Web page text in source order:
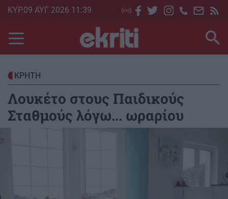
Skip
main
content
ΚΥΡ.09 ΑΥΓ 2026 11:39
ΚΡΗΤΗ
Λουκέτο στους Παιδικούς
Σταθμούς λόγω... ωραρίου